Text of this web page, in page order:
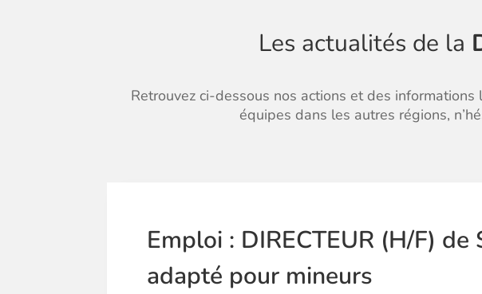
Les actualités de la
Retrouvez ci-dessous nos actions et des
équipes dans les autres régions,
Emploi : DIRECTEUR (H/F) de
adapté pour mineurs